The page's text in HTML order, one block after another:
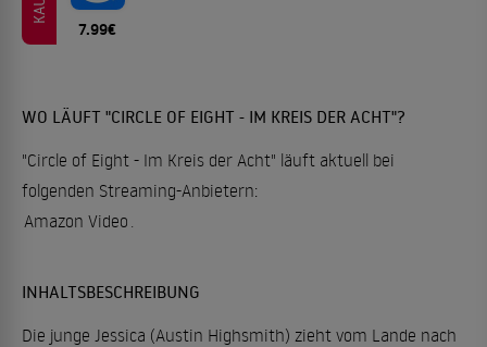
7.99€
WO LÄUFT "CIRCLE OF EIGHT - IM KREIS DER ACHT"?
"Circle of Eight - Im Kreis der Acht" läuft aktuell bei
folgenden Streaming-Anbietern:
Amazon Video .
INHALTSBESCHREIBUNG
Die junge Jessica (Austin Highsmith) zieht vom ­Lande nach